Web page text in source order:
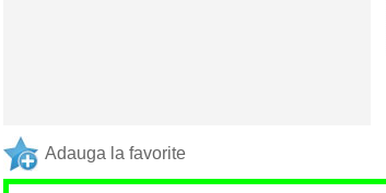
Adauga la favorite